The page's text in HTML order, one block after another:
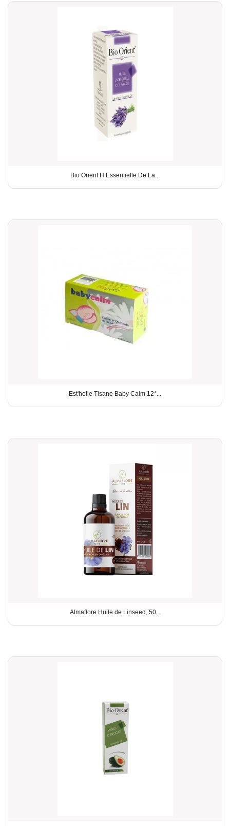
Bio Orient H.Essentielle De La...
Est'helle Tisane Baby Calm 12*...
Almaflore Huile de Linseed, 50...